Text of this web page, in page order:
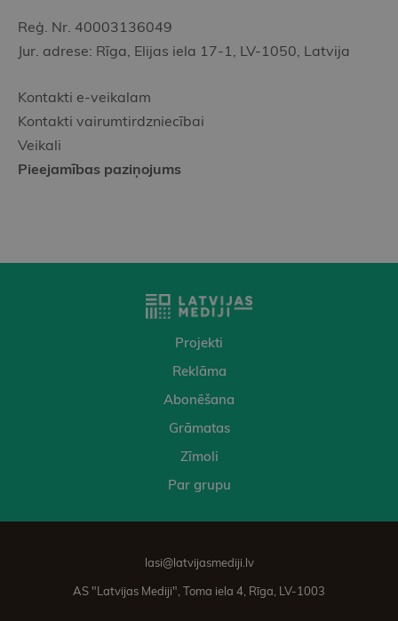
Reģ. Nr. 40003136049
Jur. adrese: Rīga, Elijas iela 17-1, LV-1050, Latvija
Kontakti e-veikalam
Kontakti vairumtirdzniecībai
Veikali
Pieejamības paziņojums
Projekti
Reklāma
Abonēšana
Grāmatas
Zīmoli
Par grupu
lasi@latvijasmediji.lv
AS "Latvijas Mediji", Toma iela 4, Rīga, LV-1003